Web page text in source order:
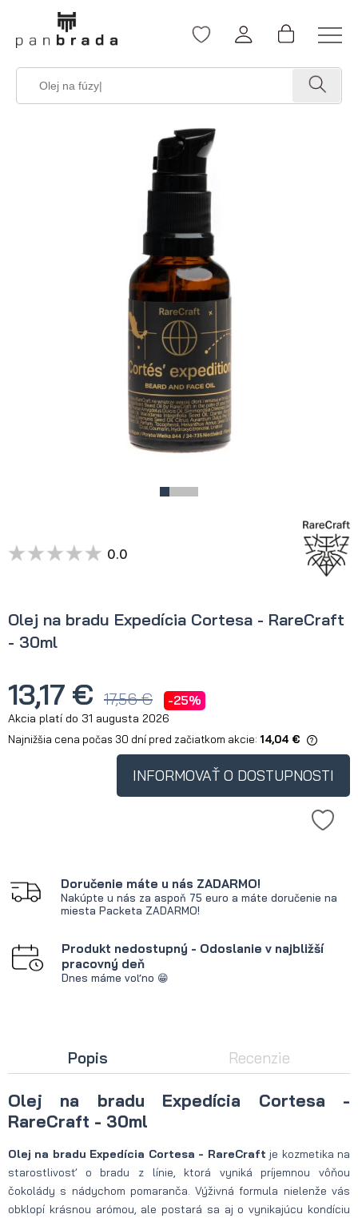
Olej na bradu Expedícia Cortesa - RareCraft
- 30ml
0.0
13,17 € 17,56 € -25%
Akcia platí do 31 augusta 2026
Najnižšia cena počas 30 dní pred začiatkom akcie: 14,04 €
Ak je produkt predávaný menej ako
30 dní, zobrazuje sa najnižšia cena
uvedený na trh.
INFORMOVAŤ O DOSTUPNOSTI
Doručenie máte u nás ZADARMO!
Nakúpte u nás za aspoň 75 euro a máte doručenie na
miesta Packeta ZADARMO!
Produkt nedostupný - Odoslanie v najbližší
pracovný deň
Dnes máme voľno 😁
Popis Recenzie
Olej na bradu Expedícia Cortesa -
RareCraft - 30ml
Olej na bradu Expedícia Cortesa - RareCraft je kozmetika na
starostlivosť o bradu z línie, ktorá vyniká príjemnou vôňou
čokolády s nádychom pomaranča. Výživná formula nielenže vás
obklopí krásnou arómou, ale postará sa aj o vynikajúcu kondíciu